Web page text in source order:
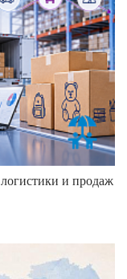
и продаж